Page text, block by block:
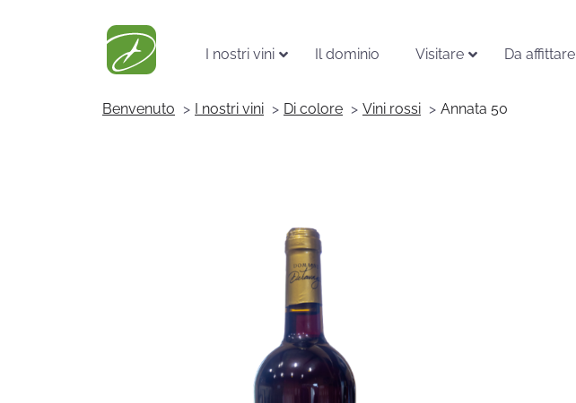
I nostri vini Il dominio Visitare Da affittare
Benvenuto I nostri vini Di colore Vini rossi Annata 50